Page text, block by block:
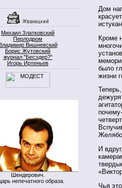
Михаил Златковский
Перлодром
Вишневский
Борис Жутовский
журнал "Бесэдер?"
Игорь Иртеньев
Шендерович.
непечатного образа.
Дом
Кроме
было
жизни
И
Чья